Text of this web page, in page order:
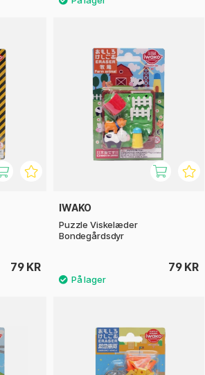
79 KR
IWAKO
Puzzle Viskelæder
Bondegårdsdyr
79 KR